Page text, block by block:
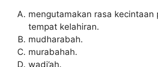
mengutamakan rasa kecintaan
tempat kelahiran.
mudharabah.
murabahah.
wadi’ah.